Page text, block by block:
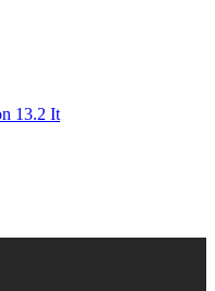
13.2 It